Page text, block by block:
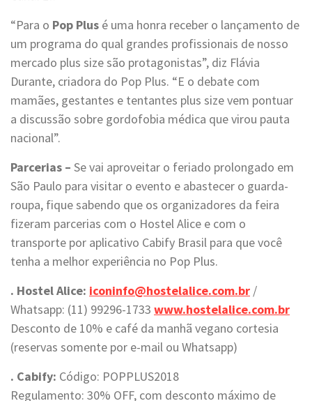
“Para o Pop Plus é uma honra receber o lançamento de
um programa do qual grandes profissionais de nosso
mercado plus size são protagonistas”, diz Flávia
Durante, criadora do Pop Plus. “E o debate com
mamães, gestantes e tentantes plus size vem pontuar
a discussão sobre gordofobia médica que virou pauta
nacional”.
Parcerias – Se vai aproveitar o feriado prolongado em
São Paulo para visitar o evento e abastecer o guarda-
roupa, fique sabendo que os organizadores da feira
fizeram parcerias com o Hostel Alice e com o
transporte por aplicativo Cabify Brasil para que você
tenha a melhor experiência no Pop Plus.
. Hostel Alice: iconinfo@hostelalice.com.br /
Whatsapp: (11) 99296-1733 www.hostelalice.com.br
Desconto de 10% e café da manhã vegano cortesia
(reservas somente por e-mail ou Whatsapp)
. Cabify: Código: POPPLUS2018
Regulamento: 30% OFF, com desconto máximo de